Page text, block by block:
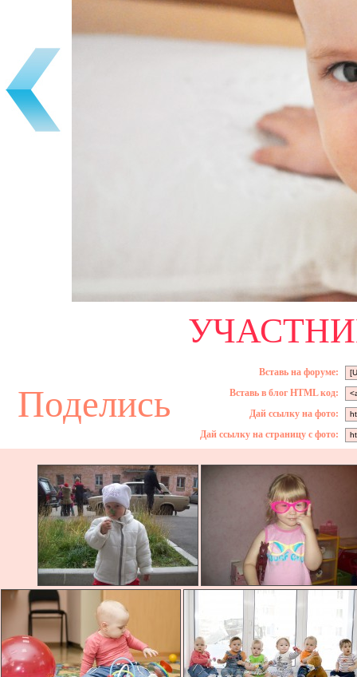
Поделись
Вставь на форуме:
Вставь в блог HTML код:
Дай ссылку на фото:
Дай ссылку на страницу с фото: